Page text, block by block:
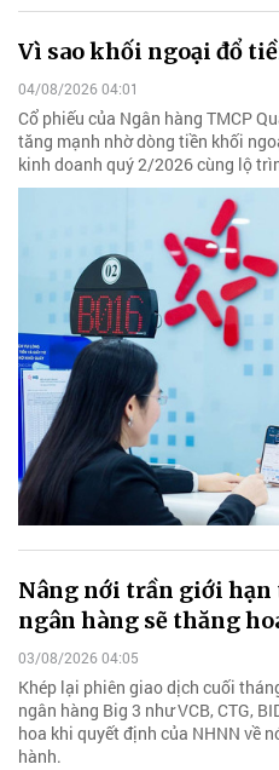
Vì sao khối ngoại đổ
04/08/2026 04:01
Cổ phiếu của Ngân hàng TMCP
tăng mạnh nhờ dòng tiền khối
kinh doanh quý 2/2026 cùng lộ
Nâng nới trần giới hạn
ngân hàng sẽ thăng
03/08/2026 04:05
Khép lại phiên giao dịch cuối
ngân hàng Big 3 như VCB, CTG,
hoa khi quyết định của NHNN về
hành.